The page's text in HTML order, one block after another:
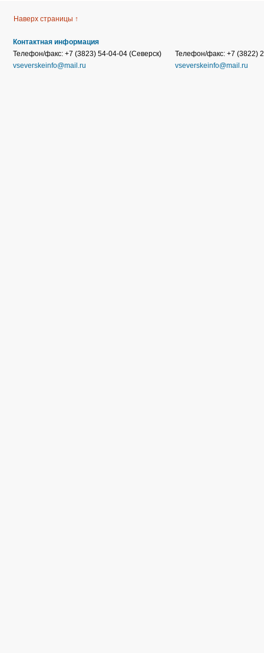
Наверх страницы ↑
Контактная информация
Телефон/факс: +7 (3823) 54-04-04 (Северск)
vseverskeinfo@mail.ru
Телефон/факс: +7 (3822)
vseverskeinfo@mail.ru